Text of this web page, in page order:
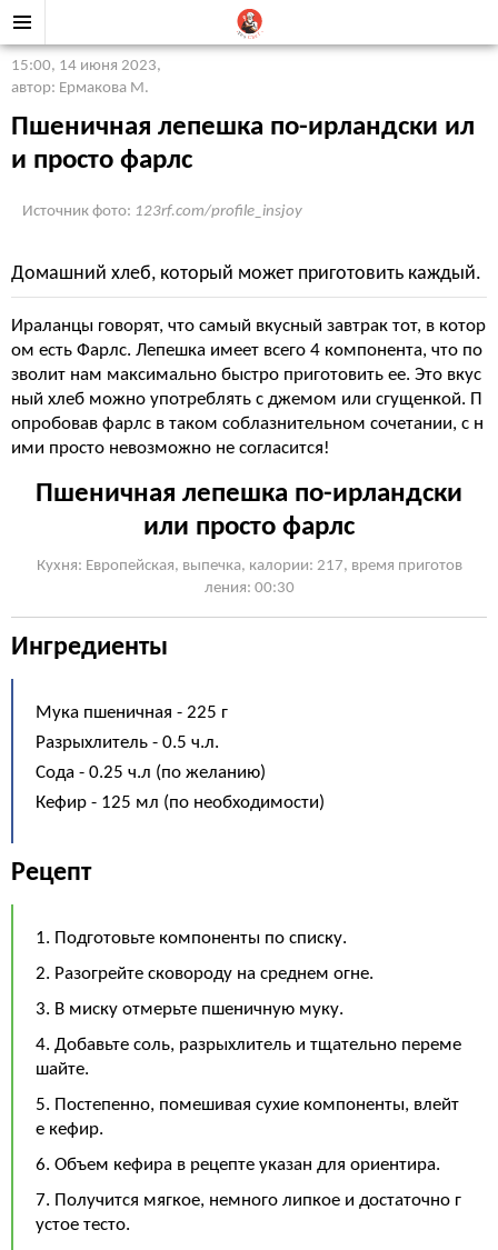
15:00, 14 июня 2023,
автор: Ермакова М.
Пшеничная лепешка по-ирландски ил
и просто фарлс
Источник фото: 123rf.com/profile_insjoy
Домашний хлеб, который может приготовить каждый.
Ираланцы говорят, что самый вкусный завтрак тот, в котор
ом есть Фарлс. Лепешка имеет всего 4 компонента, что по
зволит нам максимально быстро приготовить ее. Это вкус
ный хлеб можно употреблять с джемом или сгущенкой. П
опробовав фарлс в таком соблазнительном сочетании, с н
ими просто невозможно не согласится!
Пшеничная лепешка по-ирландски
или просто фарлс
Кухня: Европейская, выпечка, калории: 217, время приготов
ления: 00:30
Ингредиенты
Мука пшеничная - 225 г
Разрыхлитель - 0.5 ч.л.
Сода - 0.25 ч.л (по желанию)
Кефир - 125 мл (по необходимости)
Рецепт
1. Подготовьте компоненты по списку.
2. Разогрейте сковороду на среднем огне.
3. В миску отмерьте пшеничную муку.
4. Добавьте соль, разрыхлитель и тщательно переме
шайте.
5. Постепенно, помешивая сухие компоненты, влейт
е кефир.
6. Объем кефира в рецепте указан для ориентира.
7. Получится мягкое, немного липкое и достаточно г
устое тесто.